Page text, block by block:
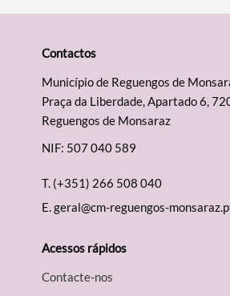
Contactos
Município de Reguengos de
Praça da Liberdade, Apartado 6,
Reguengos de Monsaraz
NIF: 507 040 589
T. (+351) 266 508 040
E.geral@cm-reguengos-
Acessos rápidos
Contacte-nos